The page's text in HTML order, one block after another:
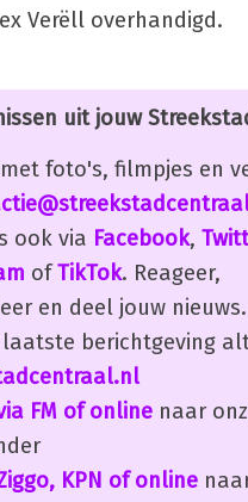
Verëll overhandigd.
uit jouw
foto's, filmpjes en
ook via Facebook,
ofTikTok. Reageer,
en deel jouw nieuws.
berichtgeving
FM of onlinenaar
KPN of online